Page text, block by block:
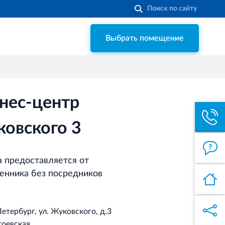
Строительная система ROSSTRO‐
Торговый комплекс НОРД
Современный торговый комплекс
Торгово-развлекательный центр
Выбрать помещение
центр
3
предоставляется от
без посредников
ул. Жуковского, д.3